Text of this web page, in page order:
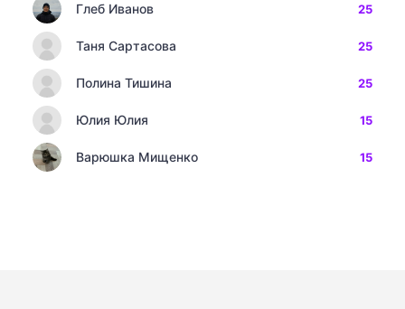
Глеб Иванов 25
Таня Сартасова 25
Полина Тишина 25
Юлия Юлия 15
Варюшка Мищенко 15